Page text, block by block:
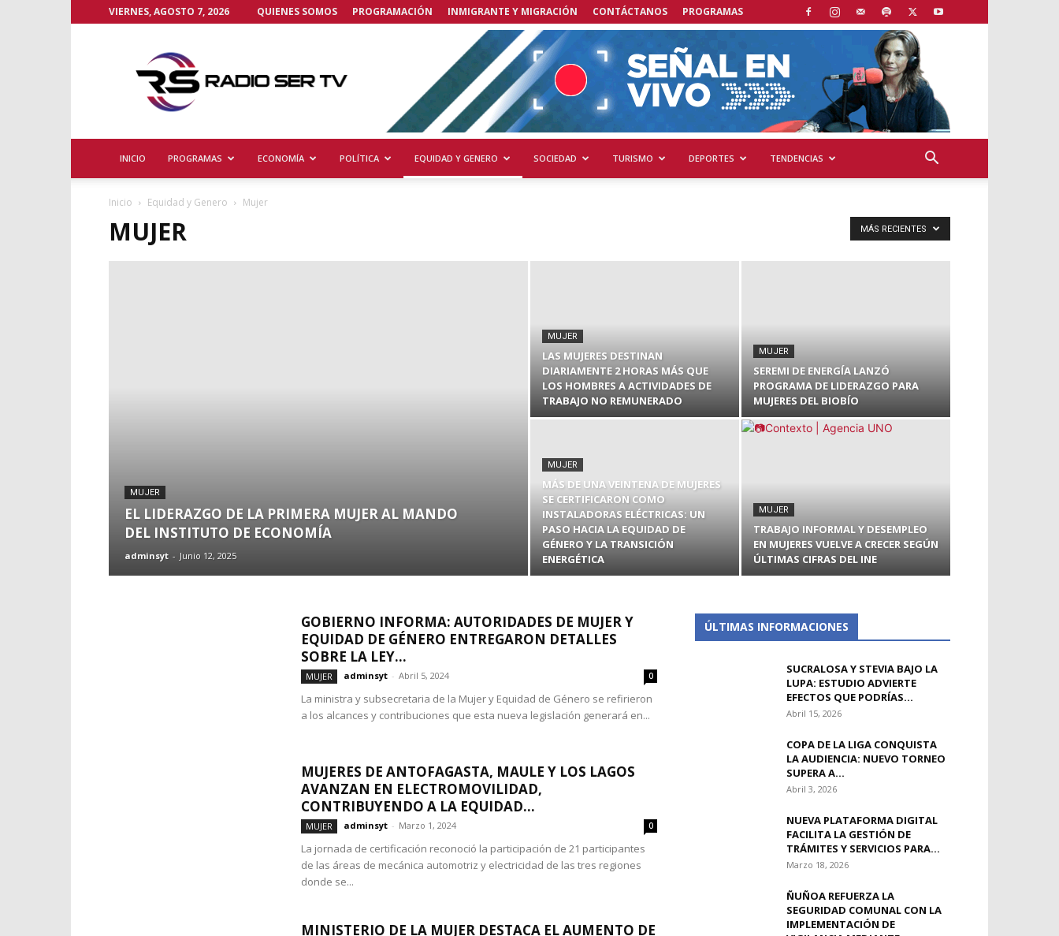
VIERNES, AGOSTO 7, 2026 QUIENES SOMOS PROGRAMACIÓN INMIGRANTE Y MIGRACIÓN CONTÁCTANOS PROGRAMAS
TV
INICIO PROGRAMAS ECONOMÍA POLÍTICA EQUIDAD Y GENERO SOCIEDAD TURISMO DEPORTES TENDENCIAS
Inicio Equidad y Genero Mujer
MUJER MÁS RECIENTES
MUJER
EL LIDERAZGO DE LA PRIMERA MUJER AL MANDO
DEL INSTITUTO DE ECONOMÍA
adminsyt - Junio 12, 2025
MUJER
LAS MUJERES DESTINAN
DIARIAMENTE 2 HORAS MÁS QUE
LOS HOMBRES A ACTIVIDADES DE
TRABAJO NO REMUNERADO
MUJER
SEREMI DE ENERGÍA LANZÓ
PROGRAMA DE LIDERAZGO PARA
MUJERES DEL BIOBÍO
MUJER
MÁS DE UNA VEINTENA DE MUJERES
SE CERTIFICARON COMO
INSTALADORAS ELÉCTRICAS: UN
PASO HACIA LA EQUIDAD DE
GÉNERO Y LA TRANSICIÓN
ENERGÉTICA
MUJER
TRABAJO INFORMAL Y DESEMPLEO
EN MUJERES VUELVE A CRECER SEGÚN
ÚLTIMAS CIFRAS DEL INE
GOBIERNO INFORMA: AUTORIDADES DE MUJER Y
EQUIDAD DE GÉNERO ENTREGARON DETALLES
SOBRE LA LEY...
MUJER adminsyt - Abril 5, 2024 0
La ministra y subsecretaria de la Mujer y Equidad de Género se refirieron
a los alcances y contribuciones que esta nueva legislación generará en...
MUJERES DE ANTOFAGASTA, MAULE Y LOS LAGOS
AVANZAN EN ELECTROMOVILIDAD,
CONTRIBUYENDO A LA EQUIDAD...
MUJER adminsyt - Marzo 1, 2024 0
La jornada de certificación reconoció la participación de 21 participantes
de las áreas de mecánica automotriz y electricidad de las tres regiones
donde se...
MINISTERIO DE LA MUJER DESTACA EL AUMENTO DE
ÚLTIMAS INFORMACIONES
SUCRALOSA Y STEVIA BAJO LA
LUPA: ESTUDIO ADVIERTE
EFECTOS QUE PODRÍAS...
Abril 15, 2026
COPA DE LA LIGA CONQUISTA
LA AUDIENCIA: NUEVO TORNEO
SUPERA A...
Abril 3, 2026
NUEVA PLATAFORMA DIGITAL
FACILITA LA GESTIÓN DE
TRÁMITES Y SERVICIOS PARA...
Marzo 18, 2026
ÑUÑOA REFUERZA LA
SEGURIDAD COMUNAL CON LA
IMPLEMENTACIÓN DE